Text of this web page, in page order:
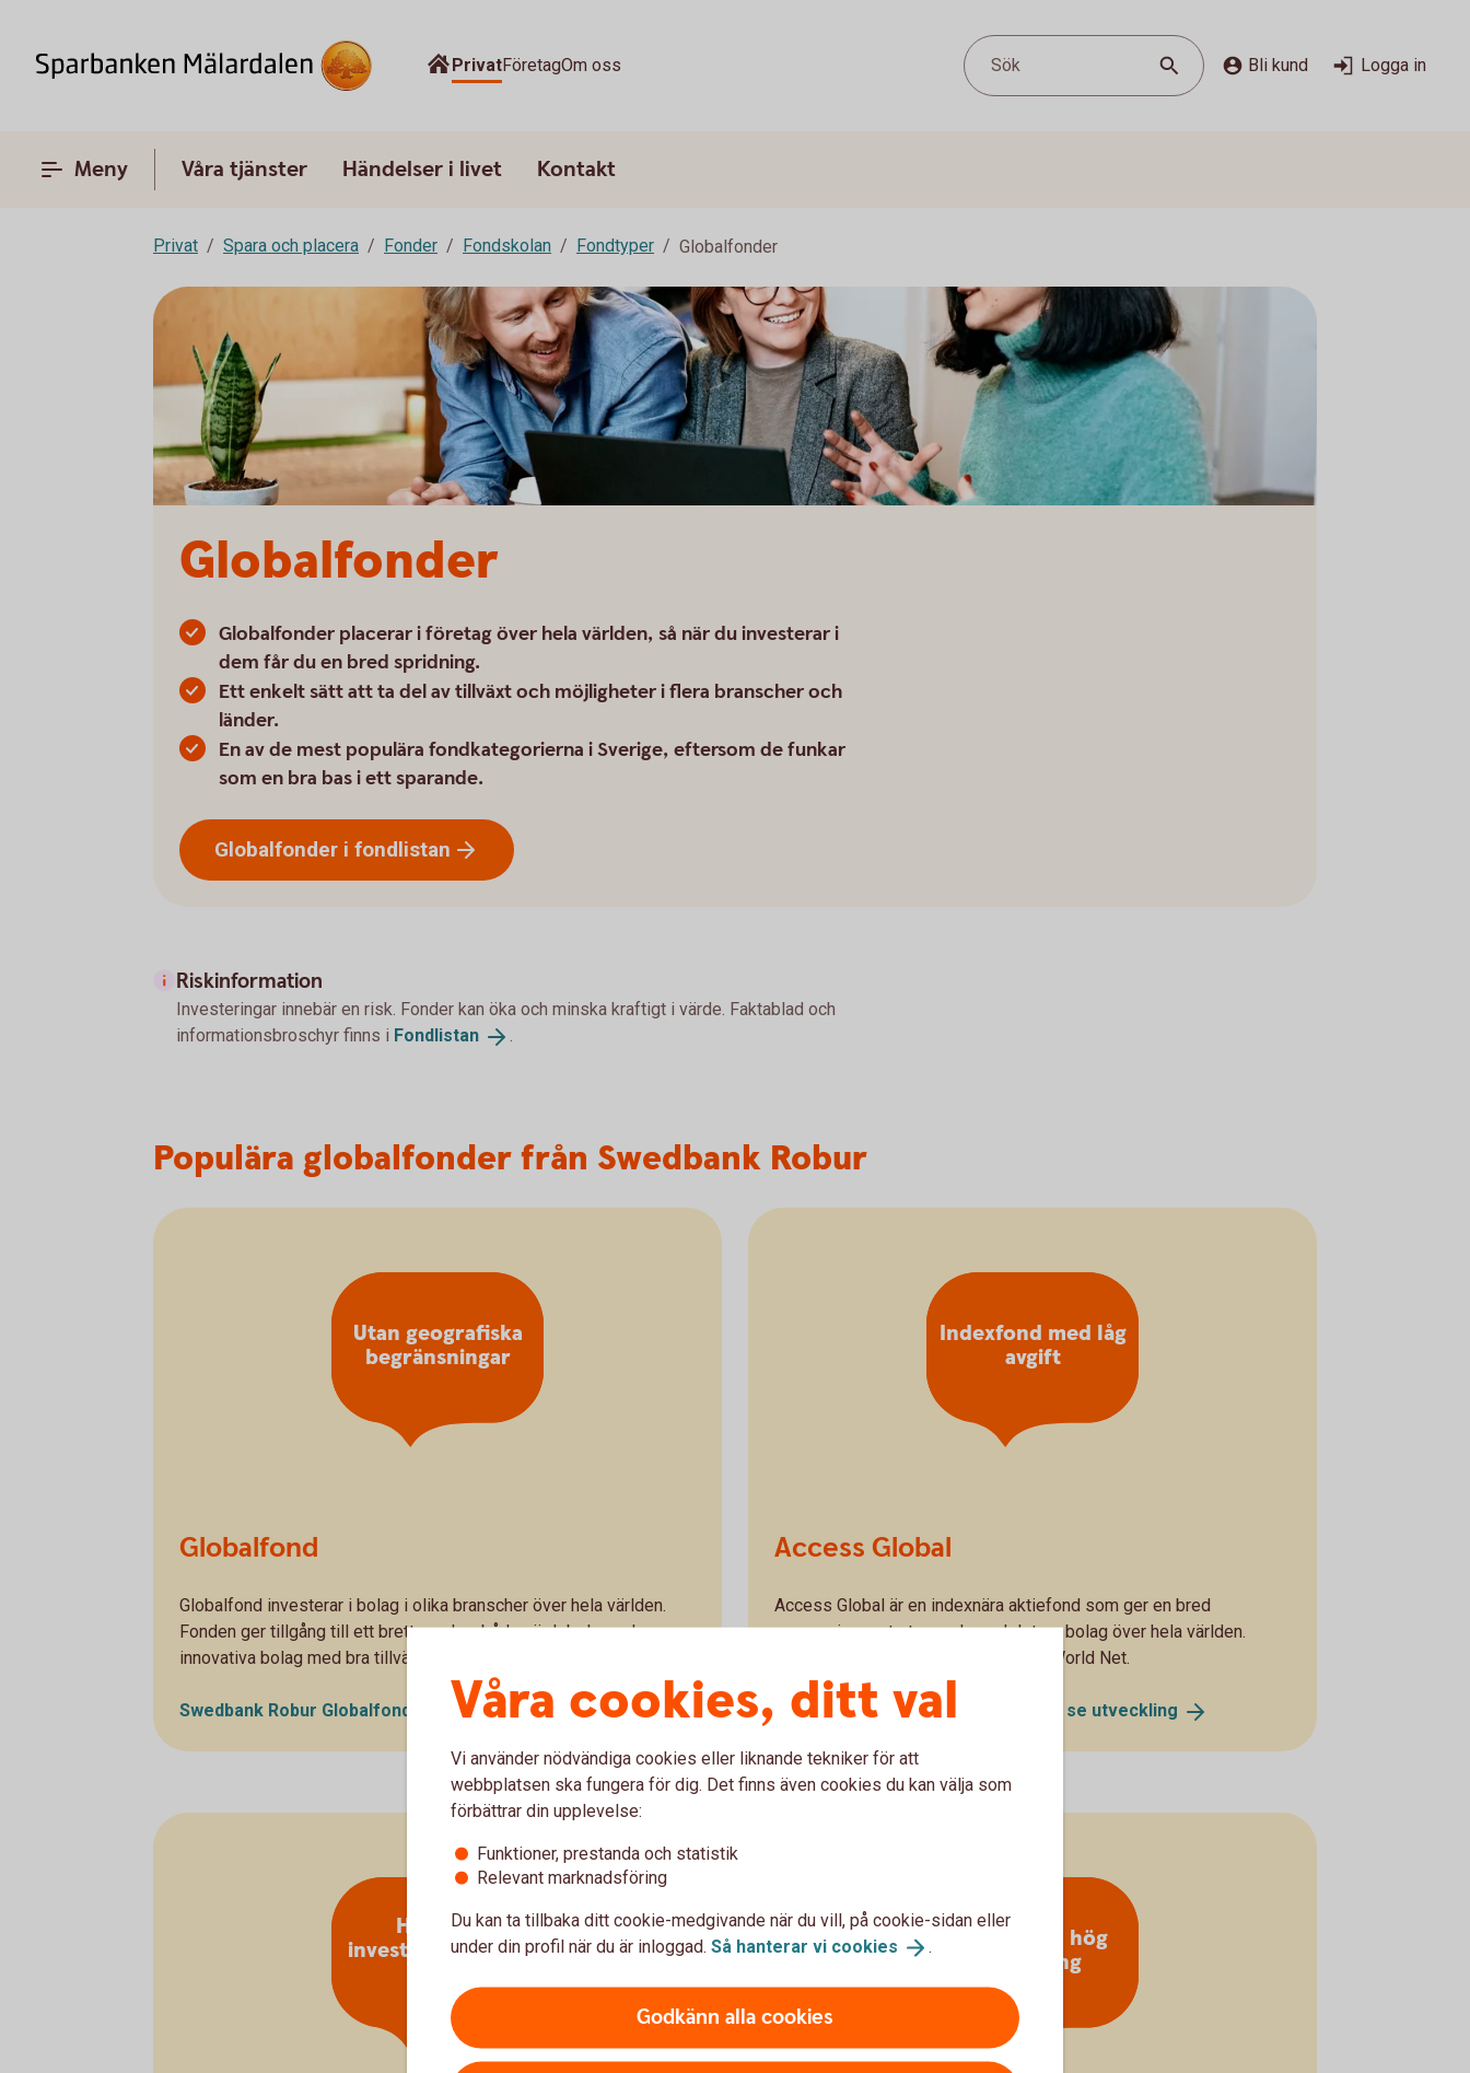
PrivatFöretagOm oss Sök Bli kund Logga in
Meny Våra tjänster Händelser i livet Kontakt
Privat Spara och placera Fonder Fondskolan Fondtyper Globalfonder
Globalfonder
Globalfonder placerar i företag över hela världen, så när du investerar i
dem får du en bred spridning.
Ett enkelt sätt att ta del av tillväxt och möjligheter i flera branscher och
länder.
En av de mest populära fondkategorierna i Sverige, eftersom de funkar
som en bra bas i ett sparande.
Globalfonder i fondlistan
Riskinformation
Investeringar innebär en risk. Fonder kan öka och minska kraftigt i värde. Faktablad och
informationsbroschyr finns i Fondlistan .
Populära globalfonder från Swedbank Robur
Globalfond
Globalfond investerar i bolag i olika branscher över hela världen.
Fonden ger tillgång till ett brett urval av både värdebolag och
innovativa bolag med bra tillväxtmöjligheter.
Swedbank Robur Globalfond A - seutveckling
Utan geografiska
begränsningar
Hållbara
investeringar som
Access Global
Access Global är en indexnära aktiefond som ger en bred
exponering mot stora och medelstora bolag över hela världen.
Målet är att efterlikna indexet MSCI World Net.
Swedbank Robur Access Global A - se utveckling
Indexfond med låg
avgift
Bolag med hög
utdelning
Våra cookies, ditt val
Vi använder nödvändiga cookies eller liknande tekniker för att
webbplatsen ska fungera för dig. Det finns även cookies du kan välja som
förbättrar din upplevelse:
Funktioner, prestanda och statistik
Relevant marknadsföring
Du kan ta tillbaka ditt cookie-medgivande när du vill, på cookie-sidan eller
under din profil när du är inloggad. Så hanterar vi cookies .
Godkänn alla cookies